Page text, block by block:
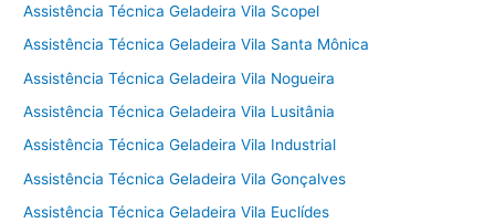
Assistência Técnica Geladeira Vila Scopel
Assistência Técnica Geladeira Vila Santa Mônica
Assistência Técnica Geladeira Vila Nogueira
Assistência Técnica Geladeira Vila Lusitânia
Assistência Técnica Geladeira Vila Industrial
Assistência Técnica Geladeira Vila Gonçalves
Assistência Técnica Geladeira Vila Euclídes